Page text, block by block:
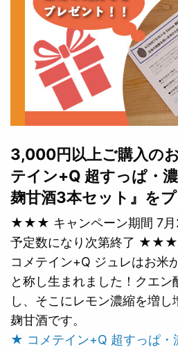
3,000円以上ご購入の
テイン+Q 超すっぱ・
麹甘酒3本セット』をプ
★★★ キャンペーン期間 7月
予定数になり次第終了 ★★★
コメテイン+Q ジュレはお米
と称し生まれました！クエ
し、そこにレモン濃縮を増
麹甘酒です。
★ コメテイン+Q 超すっぱ・